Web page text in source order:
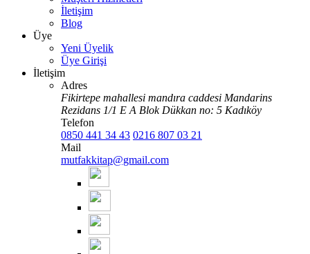
İletişim
Blog
Üye
Yeni Üyelik
Üye Girişi
İletişim
Adres
Fikirtepe mahallesi mandıra caddesi Mandarins
Rezidans 1/1 E A Blok Dükkan no: 5 Kadıköy
Telefon
0850 441 34 43 0216 807 03 21
Mail
mutfakkitap@gmail.com